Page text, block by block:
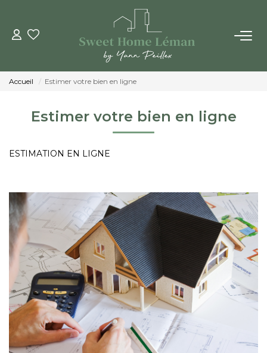
ACHETER
ESTIMER EN LIGNE
LES AGENCES
Qui Sommes-Nous
Notre Équipe
Nous Rejoindre
CONTACT
EN
Accueil Estimer votre bien en ligne
Estimer votre bien en ligne
ESTIMATION EN LIGNE